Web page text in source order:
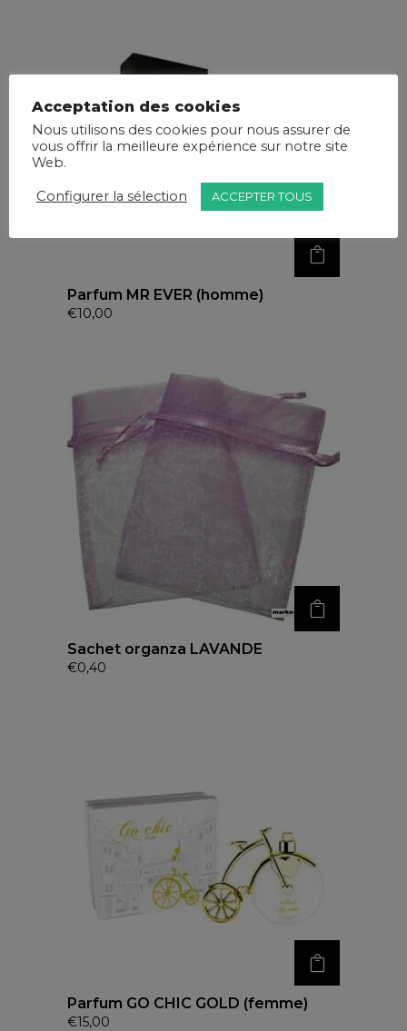
Parfum MR EVER (homme)
€10,00
Sachet organza LAVANDE
€0,40
Parfum GO CHIC GOLD (femme)
€15,00
Acceptation des cookies
Nous utilisons des cookies pour nous assurer de
vous offrir la meilleure expérience sur notre site
Web.
Configurer la sélection ACCEPTER TOUS